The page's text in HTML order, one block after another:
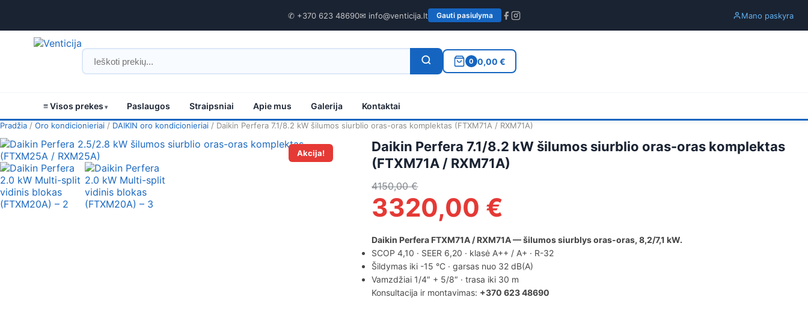
✆ +370 623 48690✉ info@venticija.lt Gauti pasiulyma Mano paskyra
0 0,00 €
≡ Visos prekes Paslaugos Straipsniai Apie mus Galerija Kontaktai
Pradžia / Oro kondicionieriai / DAIKIN oro kondicionieriai / Daikin Perfera 7.1/8.2 kW šilumos siurblio oras-oras komplektas (FTXM71A / RXM71A)
Akcija!
Daikin Perfera 7.1/8.2 kW šilumos siurblio oras-oras komplektas
(FTXM71A / RXM71A)
4150,00€
3320,00 €
Daikin Perfera FTXM71A / RXM71A — šilumos siurblys oras-oras, 8,2/7,1 kW.
SCOP 4,10 · SEER 6,20 · klasė A++ / A+ · R-32
Šildymas iki -15 °C · garsas nuo 32 dB(A)
Vamzdžiai 1/4″ + 5/8″ · trasa iki 30 m
Konsultacija ir montavimas: +370 623 48690